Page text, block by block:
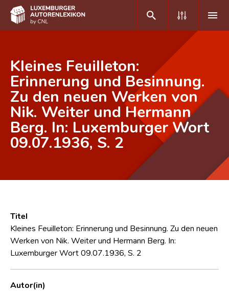
DE FR
Home
Autor(inn)en A-Z
Erweiterte Suche
CNL
Kontakt
Kleines Feuilleton:
Erinnerung und Besinnung.
Zu den neuen Werken von
Nik. Weiter und Hermann
Berg. In: Luxemburger Wort
09.07.1936, S. 2
Titel
Kleines Feuilleton: Erinnerung und Besinnung. Zu den neuen
Werken von Nik. Weiter und Hermann Berg. In:
Luxemburger Wort 09.07.1936, S. 2
Autor(in)